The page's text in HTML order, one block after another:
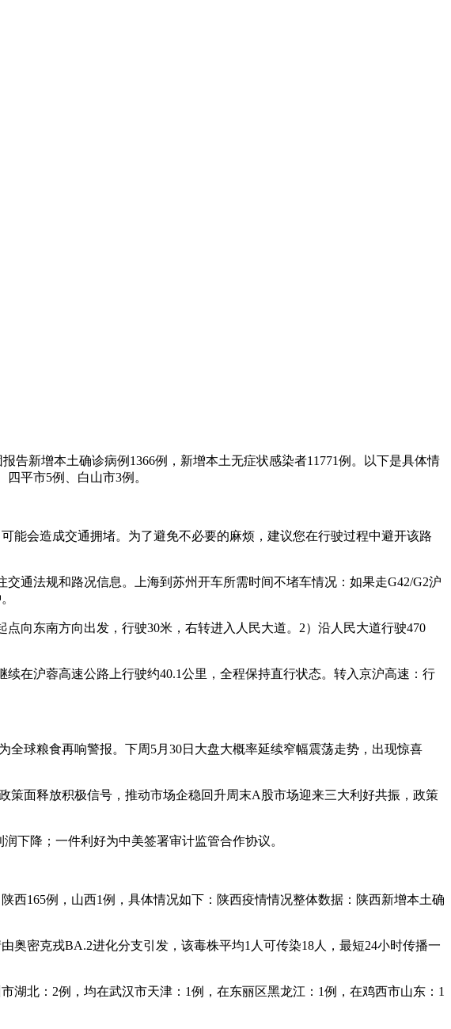
告新增本土确诊病例1366例，新增本土无症状感染者11771例。以下是具体情
平市5例、白山市3例。
能会造成交通拥堵。为了避免不必要的麻烦，建议您在行驶过程中避开该路
通法规和路况信息。上海到苏州开车所需时间不堵车情况：如果走G42/G2沪
向东南方向出发，行驶30米，右转进入人民大道。2）沿人民大道行驶470
在沪蓉高速公路上行驶约40.1公里，全程保持直行状态。转入京沪高速：行
球粮食再响警报。下周5月30日大盘大概率延续窄幅震荡走势，出现惊喜
面释放积极信号，推动市场企稳回升周末A股市场迎来三大利好共振，政策
下降；一件利好为中美签署审计监管合作协议。
西165例，山西1例，具体情况如下：陕西疫情情况整体数据：陕西新增本土确
奥密克戎BA.2进化分支引发，该毒株平均1人可传染18人，最短24小时传播一
湖北：2例，均在武汉市天津：1例，在东丽区黑龙江：1例，在鸡西市山东：1